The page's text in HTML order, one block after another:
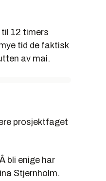
12 timers
tid de faktisk
av mai.
prosjektfaget
bli enige har
Stjernholm.